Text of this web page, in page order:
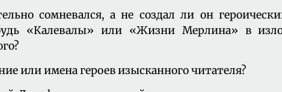
сомневался, а не создал ли он
«Калевалы» или «Жизни Мерлина» в
или имена героев изысканного читателя?